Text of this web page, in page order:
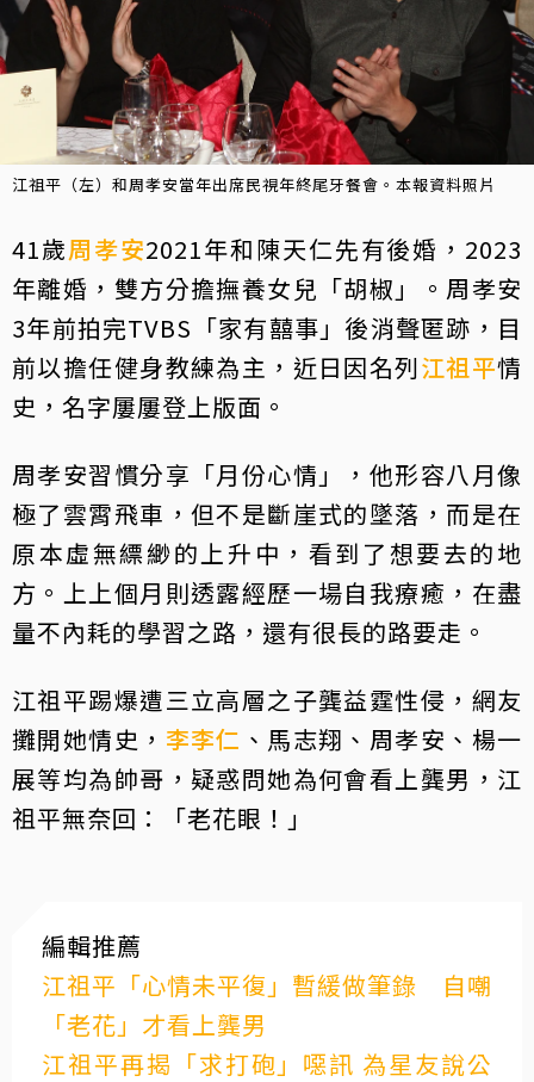
江祖平（左）和周孝安當年出席民視年終尾牙餐會。本報資料照片
41歲周孝安2021年和陳天仁先有後婚，2023
年離婚，雙方分擔撫養女兒「胡椒」。周孝安
3年前拍完TVBS「家有囍事」後消聲匿跡，目
前以擔任健身教練為主，近日因名列江祖平情
史，名字屢屢登上版面。
周孝安習慣分享「月份心情」，他形容八月像
極了雲霄飛車，但不是斷崖式的墜落，而是在
原本虛無縹緲的上升中，看到了想要去的地
方。上上個月則透露經歷一場自我療癒，在盡
量不內耗的學習之路，還有很長的路要走。
江祖平踢爆遭三立高層之子龔益霆性侵，網友
攤開她情史， 李李仁 、馬志翔、周孝安、楊一
展等均為帥哥，疑惑問她為何會看上龔男，江
祖平無奈回：「老花眼！」
編輯推薦
江祖平「心情未平復」暫緩做筆錄 自嘲
「老花」才看上龔男
江祖平再揭「求打砲」噁訊 為星友說公